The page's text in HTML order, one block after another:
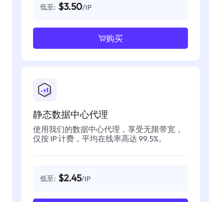
低至: $3.50/IP
购买
静态数据中心代理
使用我们的数据中心代理，享受无限带宽，
仅按 IP 计费，平均在线率高达 99.5%。
低至: $2.45/IP